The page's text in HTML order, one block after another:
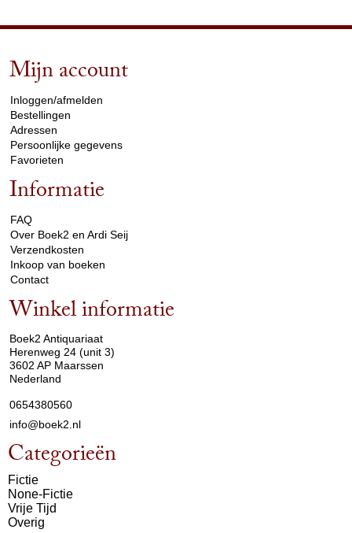
Mijn account
Inloggen/afmelden
Bestellingen
Adressen
Persoonlijke gegevens
Favorieten
Informatie
FAQ
Over Boek2 en Ardi Seij
Verzendkosten
Inkoop van boeken
Contact
Winkel informatie
Boek2 Antiquariaat
Herenweg 24 (unit 3)
3602 AP Maarssen
Nederland
0654380560
info@boek2.nl
Categorieën
Fictie
None-Fictie
Vrije Tijd
Overig